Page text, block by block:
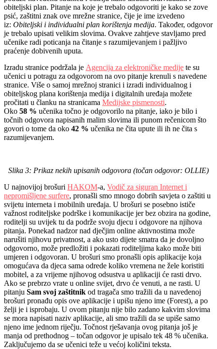
obiteljski plan. Pitanje na koje je trebalo odgovoriti je kako se zove
psić, zaštitni znak ove mrežne stranice, čije je ime izvedeno
iz: Obiteljski i individualni plan korištenja medija. Također, odgovor
je trebalo upisati velikim slovima. Ovakve zahtjeve stavljamo pred
učenike radi poticanja na čitanje s razumijevanjem i pažljivo
praćenje dobivenih uputa.
Izradu stranice podržala je Agencija za elektroničke medije te su
učenici u potragu za odgovorom na ovo pitanje krenuli s navedene
stranice. Više o samoj mrežnoj stranici i izradi individualnog i
obiteljskog plana korištenja medija i digitalnih uređaja možete
pročitati u članku na stranicama Medijske pismenosti.
Oko 58 % učenika točno je odgovorilo na pitanje, iako je bilo i
točnih odgovora napisanih malim slovima ili punom rečenicom što
govori o tome da oko 42 % učenika ne čita upute ili ih ne čita s
razumijevanjem.
Slika 3: Prikaz nekih upisanih odgovora (točan odgovor: OLLIE)
U najnovijoj brošuri HAKOM-a, Vodič za siguran Internet i
nepromišljene surfere, pronašli smo mnogo dobrih savjeta o zaštiti u
svijetu interneta i mobilnih uređaja. U brošuri se posebno ističe
važnost roditeljske podrške i komunikacije jer bez obzira na godine,
roditelji su uvijek tu da podrže svoju djecu i odgovore na njihova
pitanja. Ponekad nadzor nad dječjim online aktivnostima može
narušiti njihovu privatnost, a ako usto dijete smatra da je dovoljno
odgovorno, može predložiti i pokazati roditeljima kako može biti
umjeren i odgovoran. U brošuri smo pronašli opis aplikacije koja
omogućava da djeca sama odrede koliko vremena ne žele koristiti
mobitel, a za vrijeme njihovog odsustva u aplikaciji će rasti drvo.
Ako se prebrzo vrate u online svijet, drvo će venuti, a ne rasti. U
pitanju Sam svoj zaštitnik od tragača smo tražili da u navedenoj
brošuri pronađu opis ove aplikacije i upišu njeno ime (Forest), a po
želji je i isprobaju. U ovom pitanju nije bilo zadano kakvim slovima
se mora napisati naziv aplikacije, ali smo tražili da se upiše samo
njeno ime jednom riječju. Točnost rješavanja ovog pitanja još je
manja od prethodnog – točan odgovor je upisalo tek 48 % učenika.
Zaključujemo da se učenici teže u većoj količini teksta.